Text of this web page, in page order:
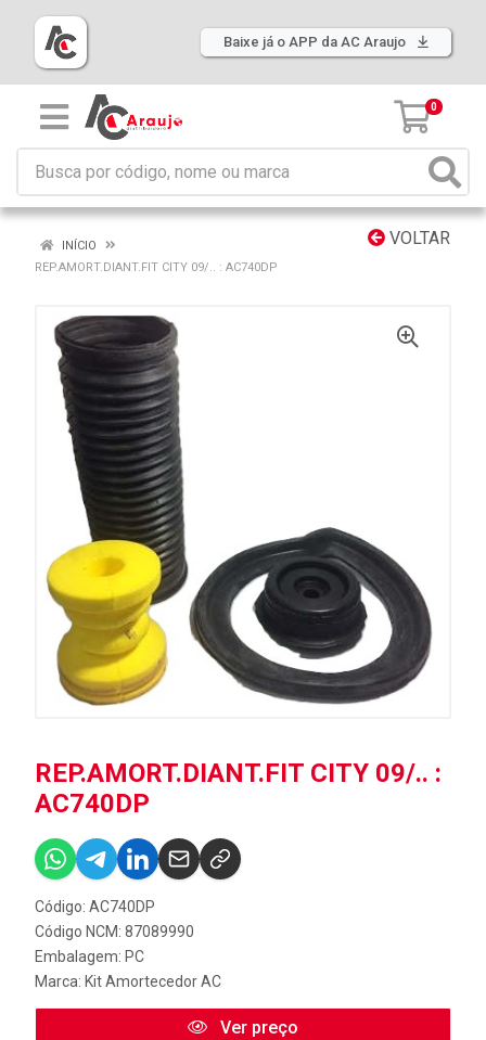
Baixe já o APP da AC Araujo
0
VOLTAR
INÍCIO
REP.AMORT.DIANT.FIT CITY 09/.. : AC740DP
REP.AMORT.DIANT.FIT CITY 09/.. :
AC740DP
Código: AC740DP
Código NCM: 87089990
Embalagem: PC
Marca: Kit Amortecedor AC
Ver preço